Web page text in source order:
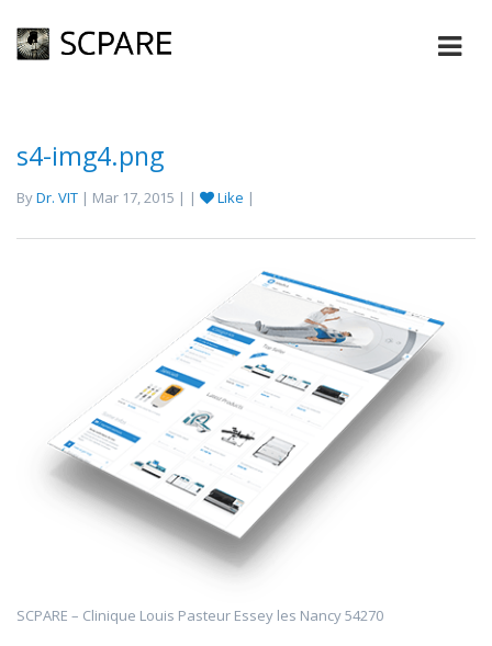
s4-img4.png
ByDr. VIT | Mar 17, 2015 | | Like |
SCPARE – Clinique Louis Pasteur Essey les Nancy 54270